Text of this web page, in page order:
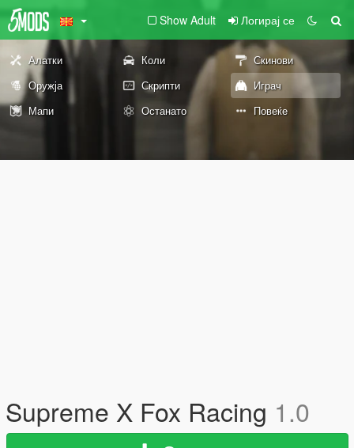
Show Adult Логирај се
Алатки Коли
Скинови
Оружја
Скрипти
Играч
Мапи
Останато Повеќе
Supreme X Fox Racing 1.0